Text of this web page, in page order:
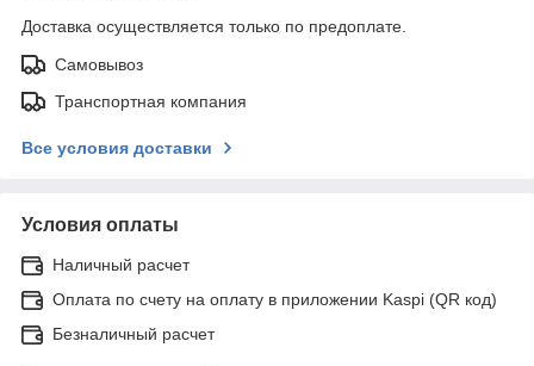
Доставка осуществляется только по предоплате.
Самовывоз
Транспортная компания
Все условия доставки
Условия оплаты
Наличный расчет
Оплата по счету на оплату в приложении Kaspi (QR код)
Безналичный расчет